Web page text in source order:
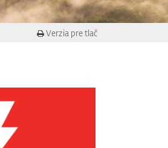
Verzia pre tlač